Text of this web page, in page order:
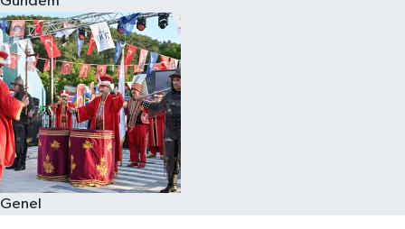
Genel
Eğitim
Sağlık
Dünya
Magazin